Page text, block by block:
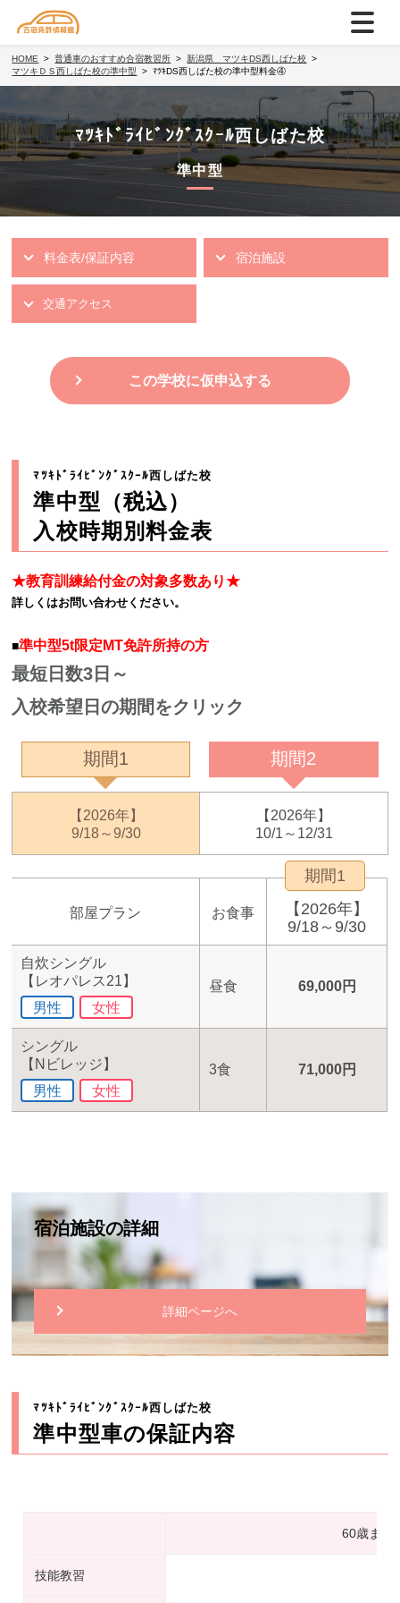
HOME 普通車のおすすめ合宿教習所
新潟県 マツキDS西しばた校
マツキＤＳ西しばた校の準中型
ﾏﾂｷDS西しばた校の準中型料金④
ﾏﾂｷﾄﾞﾗｲﾋﾞﾝｸﾞｽｸｰﾙ西しばた校
準中型
料金表/保証内容 宿泊施設
交通アクセス
この学校に仮申込する
ﾏﾂｷﾄﾞﾗｲﾋﾞﾝｸﾞｽｸｰﾙ西しばた校
準中型（税込）
入校時期別料金表
★教育訓練給付金の対象多数あり★
詳しくはお問い合わせください。
■準中型5t限定MT免許所持の方
最短日数3日～
入校希望日の期間をクリック
期間1 期間2
【2026年】
9/18～9/30
【2026年】
10/1～12/31
部屋プラン お食事
期間1
【2026年】
9/18～9/30
自炊シングル
【レオパレス21】
男性
女性
昼食 69,000円
シングル
【Nビレッジ】
男性
女性
3食 71,000円
宿泊施設の詳細
詳細ページへ
ﾏﾂｷﾄﾞﾗｲﾋﾞﾝｸﾞｽｸｰﾙ西しばた校
準中型車の保証内容
60歳まで
技能教習